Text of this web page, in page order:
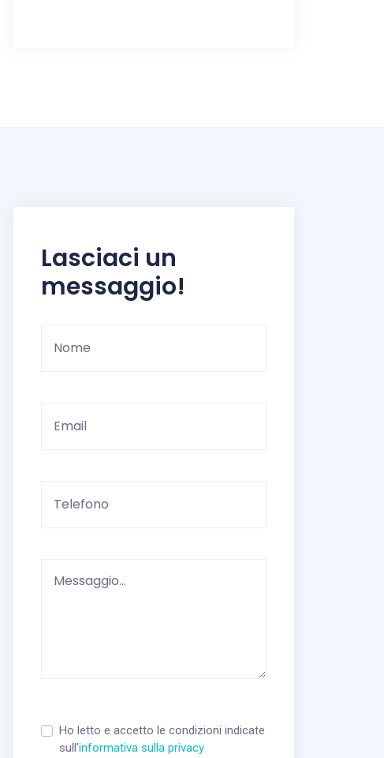
Lasciaci un
messaggio!
Ho letto e accetto le condizioni indicate
sull'informativa sulla privacy